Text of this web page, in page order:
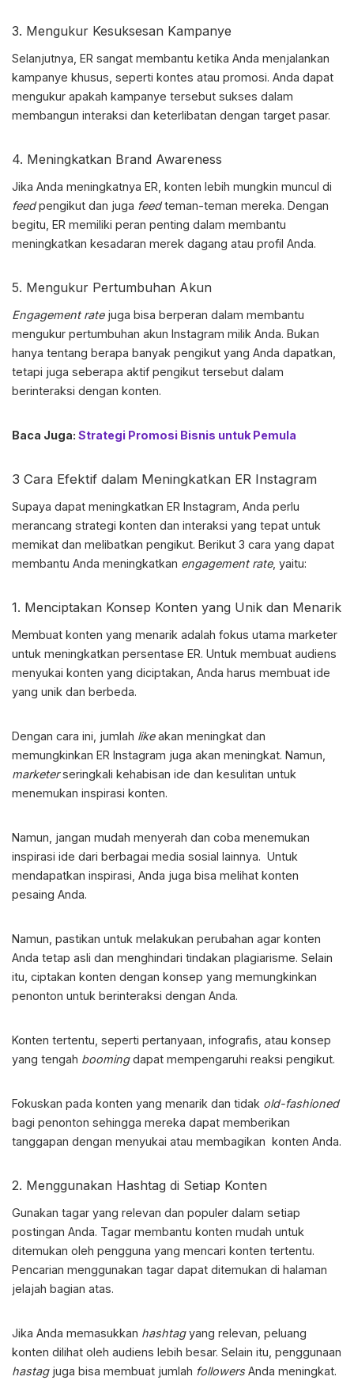
3. Mengukur Kesuksesan Kampanye
Selanjutnya, ER sangat membantu ketika Anda menjalankan
kampanye khusus, seperti kontes atau promosi. Anda dapat
mengukur apakah kampanye tersebut sukses dalam
membangun interaksi dan keterlibatan dengan target pasar.
4. Meningkatkan Brand Awareness
Jika Anda meningkatnya ER, konten lebih mungkin muncul di
feedpengikut dan juga feedteman-teman mereka. Dengan
begitu, ER memiliki peran penting dalam membantu
meningkatkan kesadaran merek dagang atau profil Anda.
5. Mengukur Pertumbuhan Akun
Engagement ratejuga bisa berperan dalam membantu
mengukur pertumbuhan akun Instagram milik Anda. Bukan
hanya tentang berapa banyak pengikut yang Anda dapatkan,
tetapi juga seberapa aktif pengikut tersebut dalam
berinteraksi dengan konten.
Baca Juga: Strategi Promosi Bisnis untuk Pemula
3 Cara Efektif dalam Meningkatkan ER Instagram
Supaya dapat meningkatkan ER Instagram , Anda perlu
merancang strategi konten dan interaksi yang tepat untuk
memikat dan melibatkan pengikut. Berikut 3 cara yang dapat
membantu Anda meningkatkan engagement rate, yaitu:
1. Menciptakan Konsep Konten yang Unik dan Menarik
Membuat konten yang menarik adalah fokus utama marketer
untuk meningkatkan persentase ER. Untuk membuat audiens
menyukai konten yang diciptakan, Anda harus membuat ide
yang unik dan berbeda.
Dengan cara ini, jumlah likeakan meningkat dan
memungkinkan ER Instagram juga akan meningkat. Namun,
marketerseringkali kehabisan ide dan kesulitan untuk
menemukan inspirasi konten.
Namun, jangan mudah menyerah dan coba menemukan
inspirasi ide dari berbagai media sosial lainnya. Untuk
mendapatkan inspirasi, Anda juga bisa melihat konten
pesaing Anda.
Namun, pastikan untuk melakukan perubahan agar konten
Anda tetap asli dan menghindari tindakan plagiarisme. Selain
itu, ciptakan konten dengan konsep yang memungkinkan
penonton untuk berinteraksi dengan Anda.
Konten tertentu, seperti pertanyaan, infografis, atau konsep
yang tengah boomingdapat mempengaruhi reaksi pengikut.
Fokuskan pada konten yang menarik dan tidak old-fashioned
bagi penonton sehingga mereka dapat memberikan
tanggapan dengan menyukai atau membagikan konten Anda.
2. Menggunakan Hashtag di Setiap Konten
Gunakan tagar yang relevan dan populer dalam setiap
postingan Anda. Tagar membantu konten mudah untuk
ditemukan oleh pengguna yang mencari konten tertentu.
Pencarian menggunakan tagar dapat ditemukan di halaman
jelajah bagian atas.
Jika Anda memasukkan hashtagyang relevan, peluang
konten dilihat oleh audiens lebih besar. Selain itu, penggunaan
hastagjuga bisa membuat jumlah followersAnda meningkat.